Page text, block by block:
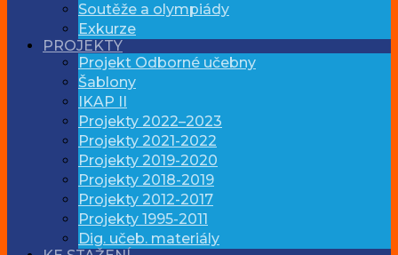
Soutěže a olympiády
Exkurze
PROJEKTY
Projekt Odborné učebny
Šablony
IKAP II
Projekty 2022–2023
Projekty 2021-2022
Projekty 2019-2020
Projekty 2018-2019
Projekty 2012-2017
Projekty 1995-2011
Dig. učeb. materiály